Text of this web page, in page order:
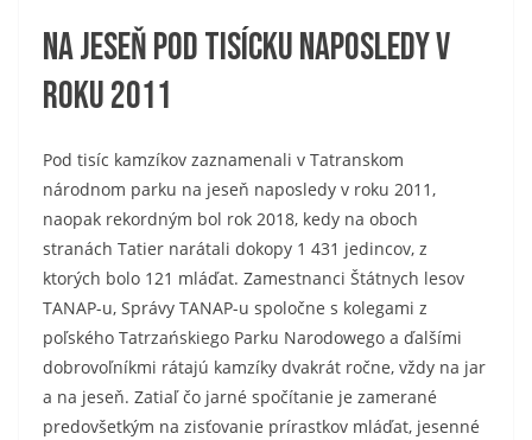
Na jeseň pod tisícku naposledy v
roku 2011
Pod tisíc kamzíkov zaznamenali v Tatranskom
národnom parku na jeseň naposledy v roku 2011,
naopak rekordným bol rok 2018, kedy na oboch
stranách Tatier narátali dokopy 1 431 jedincov, z
ktorých bolo 121 mláďat. Zamestnanci Štátnych lesov
TANAP-u, Správy TANAP-u spoločne s kolegami z
poľského Tatrzańskiego Parku Narodowego a ďalšími
dobrovoľníkmi rátajú kamzíky dvakrát ročne, vždy na jar
a na jeseň. Zatiaľ čo jarné spočítanie je zamerané
predovšetkým na zisťovanie prírastkov mláďat, jesenné